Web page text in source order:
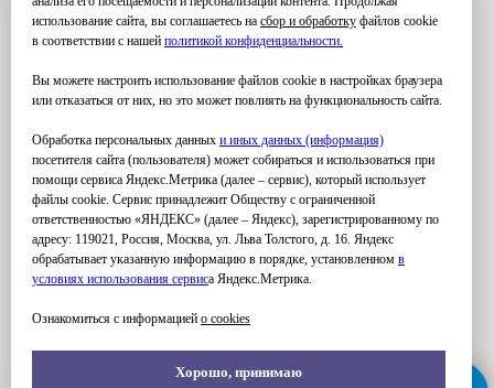
использование сайта, вы соглашаетесь на сбор и обработку файлов cookie
в соответствии с нашей политикой конфиденциальности.
Вы можете настроить использование файлов cookie в настройках браузера
или отказаться от них, но это может повлиять на функциональность сайта.
Обработка персональных данных и иных данных (информация)
посетителя сайта (пользователя) может собираться и использоваться при
помощи сервиса Яндекс.Метрика (далее – сервис), который использует
файлы cookie. Сервис принадлежит Обществу с ограниченной
ответственностью «ЯНДЕКС» (далее – Яндекс), зарегистрированному по
адресу: 119021, Россия, Москва, ул. Льва Толстого, д. 16. Яндекс
обрабатывает указанную информацию в порядке, установленном в
условиях использования сервиса Яндекс.Метрика.
Ознакомиться с информацией о cookies
Хорошо, принимаю